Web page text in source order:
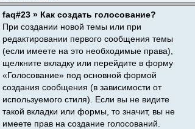
faq#23 » Как создать голосование?
При создании новой темы или при
редактировании первого сообщения темы
(если имеете на это необходимые права),
щелкните вкладку или перейдите в форму
«Голосование» под основной формой
создания сообщения (в зависимости от
используемого стиля). Если вы не видите
такой вкладки или формы, то значит, вы не
имеете прав на создание голосований.